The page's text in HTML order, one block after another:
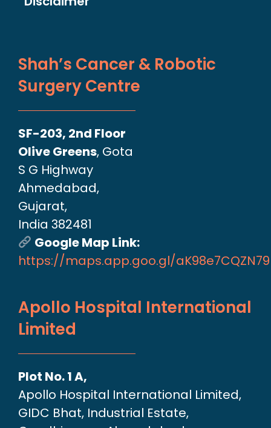
Shah’s Cancer & Robotic
Surgery Centre
SF-203, 2nd Floor
Olive Greens, Gota
S G Highway
Ahmedabad,
Gujarat,
India 382481
Google Map Link:
https://maps.app.goo.gl/
Apollo Hospital International
Limited
Plot No. 1 A,
Apollo Hospital International Limited,
GIDC Bhat, Industrial Estate,